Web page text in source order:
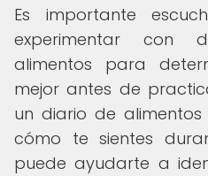
Es importante
experimentar con
alimentos para
mejor antes de
un diario de
cómo te sientes
puede ayudarte a